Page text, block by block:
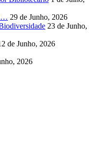
29 de Junho, 2026
23 de Junho,
de Junho, 2026
2026